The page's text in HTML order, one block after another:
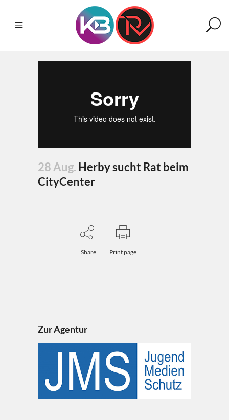
28 Aug. Herby sucht Rat beim
CityCenter
Share Print page
Zur Agentur